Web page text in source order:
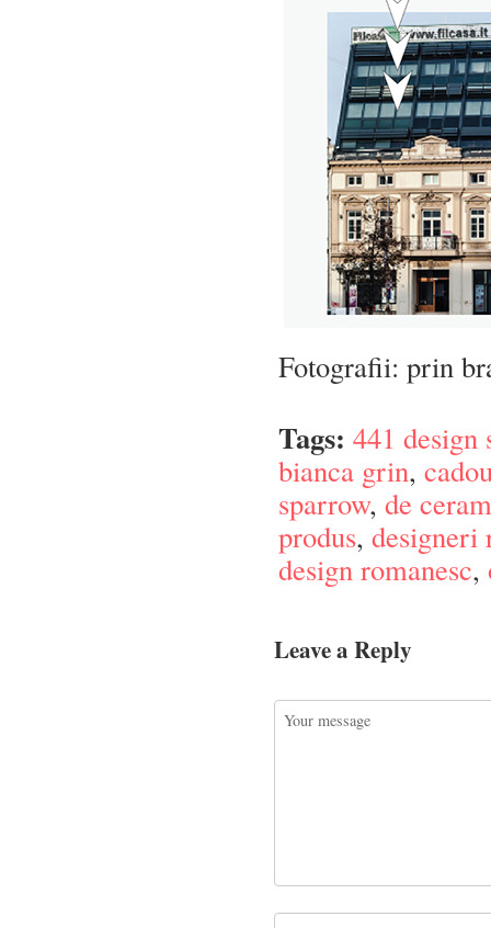
Fotografii: prin
Tags: 441 design
bianca grin,
sparrow, de
produs, designeri
design romanesc,
Leave a Reply